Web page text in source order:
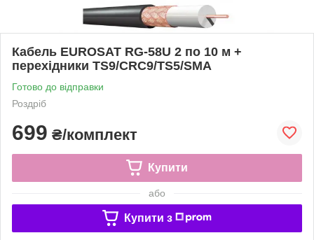
Кабель EUROSAT RG-58U 2 по 10 м +
перехідники TS9/CRC9/TS5/SMA
Готово до відправки
Роздріб
699 ₴/комплект
Купити
або
Купити з